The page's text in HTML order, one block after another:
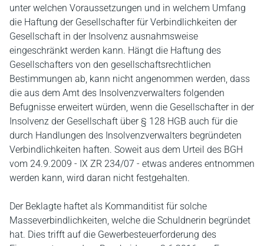
unter welchen Voraussetzungen und in welchem Umfang
die Haftung der Gesellschafter für Verbindlichkeiten der
Gesellschaft in der Insolvenz ausnahmsweise
eingeschränkt werden kann. Hängt die Haftung des
Gesellschafters von den gesellschaftsrechtlichen
Bestimmungen ab, kann nicht angenommen werden, dass
die aus dem Amt des Insolvenzverwalters folgenden
Befugnisse erweitert würden, wenn die Gesellschafter in der
Insolvenz der Gesellschaft über § 128 HGB auch für die
durch Handlungen des Insolvenzverwalters begründeten
Verbindlichkeiten haften. Soweit aus dem Urteil des BGH
vom 24.9.2009 - IX ZR 234/07 - etwas anderes entnommen
werden kann, wird daran nicht festgehalten.
Der Beklagte haftet als Kommanditist für solche
Masseverbindlichkeiten, welche die Schuldnerin begründet
hat. Dies trifft auf die Gewerbesteuerforderung des